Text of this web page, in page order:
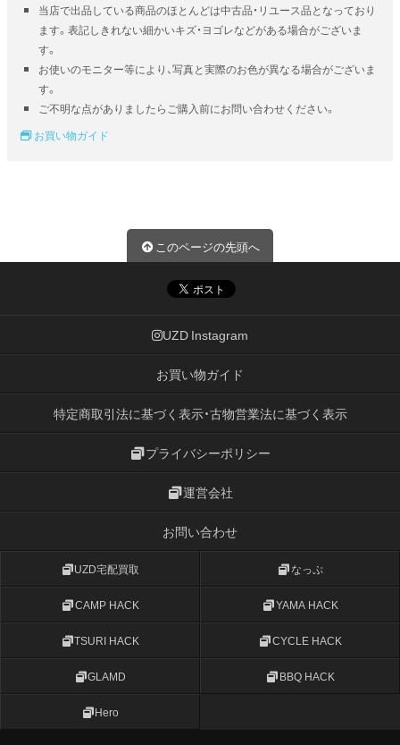
当店で出品している商品のほとんどは中古品・リユース品となっており
ます。表記しきれない細かいキズ・ヨゴレなどがある場合がございま
す。
お使いのモニター等により、写真と実際のお色が異なる場合がございま
す。
ご不明な点がありましたらご購入前にお問い合わせください。
お買い物ガイド
このページの先頭へ
UZD Instagram
お買い物ガイド
特定商取引法に基づく表示・古物営業法に基づく表示
プライバシーポリシー
運営会社
お問い合わせ
UZD宅配買取 なっぷ
CAMP HACK YAMA HACK
TSURI HACK CYCLE HACK
GLAMD BBQ HACK
Hero